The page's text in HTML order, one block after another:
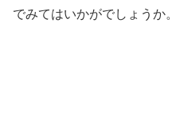
でみてはいかがでしょうか。